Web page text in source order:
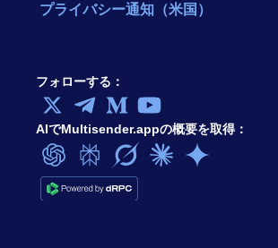
フォローする：
AIでMultisender.appの概要を取得：
プライバシー通知（米国）